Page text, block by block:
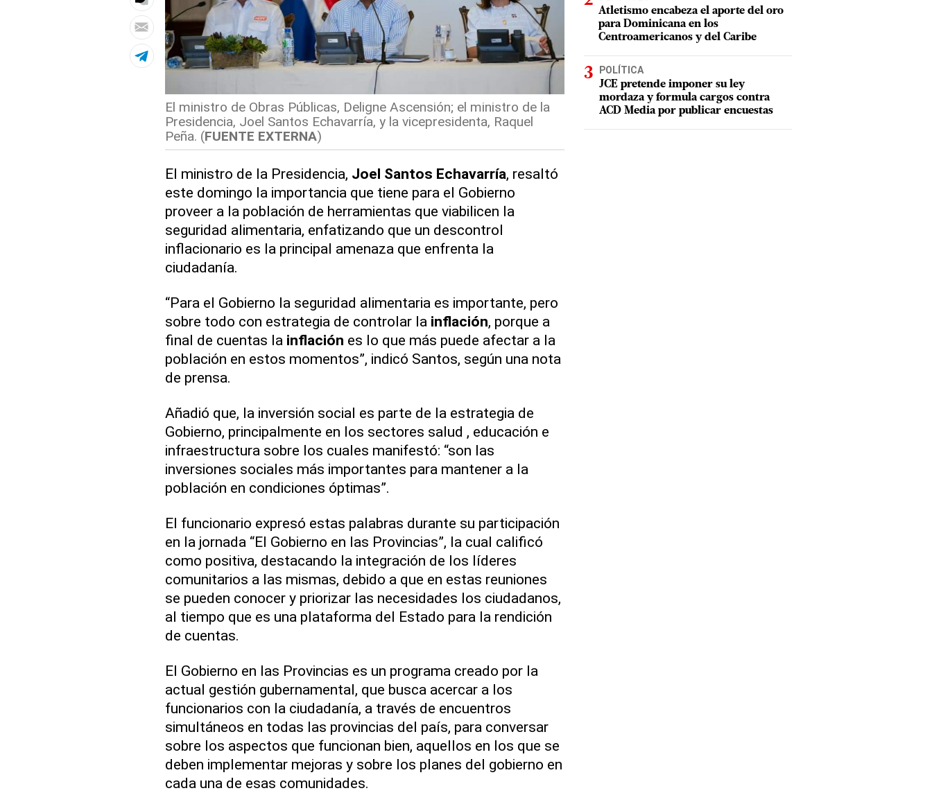
El ministro de Obras Públicas, Deligne Ascensión; el ministro de la
Presidencia, Joel Santos Echavarría, y la vicepresidenta, Raquel
Peña. (FUENTE EXTERNA)
El ministro de la Presidencia, Joel Santos Echavarría, resaltó
este domingo la importancia que tiene para el Gobierno
proveer a la población de herramientas que viabilicen la
seguridad alimentaria, enfatizando que un descontrol
inflacionario es la principal amenaza que enfrenta la
ciudadanía.
“Para el Gobierno la seguridad alimentaria es importante, pero
sobre todo con estrategia de controlar la inflación, porque a
final de cuentas la inflación es lo que más puede afectar a la
población en estos momentos”, indicó Santos, según una nota
de prensa.
Añadió que, la inversión social es parte de la estrategia de
Gobierno, principalmente en los sectores salud , educación e
infraestructura sobre los cuales manifestó: “son las
inversiones sociales más importantes para mantener a la
población en condiciones óptimas”.
El funcionario expresó estas palabras durante su participación
en la jornada “El Gobierno en las Provincias”, la cual calificó
como positiva, destacando la integración de los líderes
comunitarios a las mismas, debido a que en estas reuniones
se pueden conocer y priorizar las necesidades los ciudadanos,
al tiempo que es una plataforma del Estado para la rendición
de cuentas.
El Gobierno en las Provincias es un programa creado por la
actual gestión gubernamental, que busca acercar a los
funcionarios con la ciudadanía, a través de encuentros
simultáneos en todas las provincias del país, para conversar
sobre los aspectos que funcionan bien, aquellos en los que se
deben implementar mejoras y sobre los planes del gobierno en
cada una de esas comunidades.
Atletismo encabeza el aporte del oro
para Dominicana en los
Centroamericanos y del Caribe
POLÍTICA
JCE pretende imponer su ley
mordaza y formula cargos contra
ACD Media por publicar encuestas